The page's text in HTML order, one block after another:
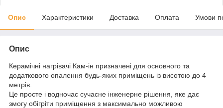
Опис Характеристики Доставка Оплата Умови
Опис
Керамічні нагрівачі Кам-ін призначені для основного та
додаткового опалення будь-яких приміщень із висотою до 4
метрів.
Це просте і водночас сучасне інженерне рішення, яке дає
змогу обігріти приміщення з максимально можливою